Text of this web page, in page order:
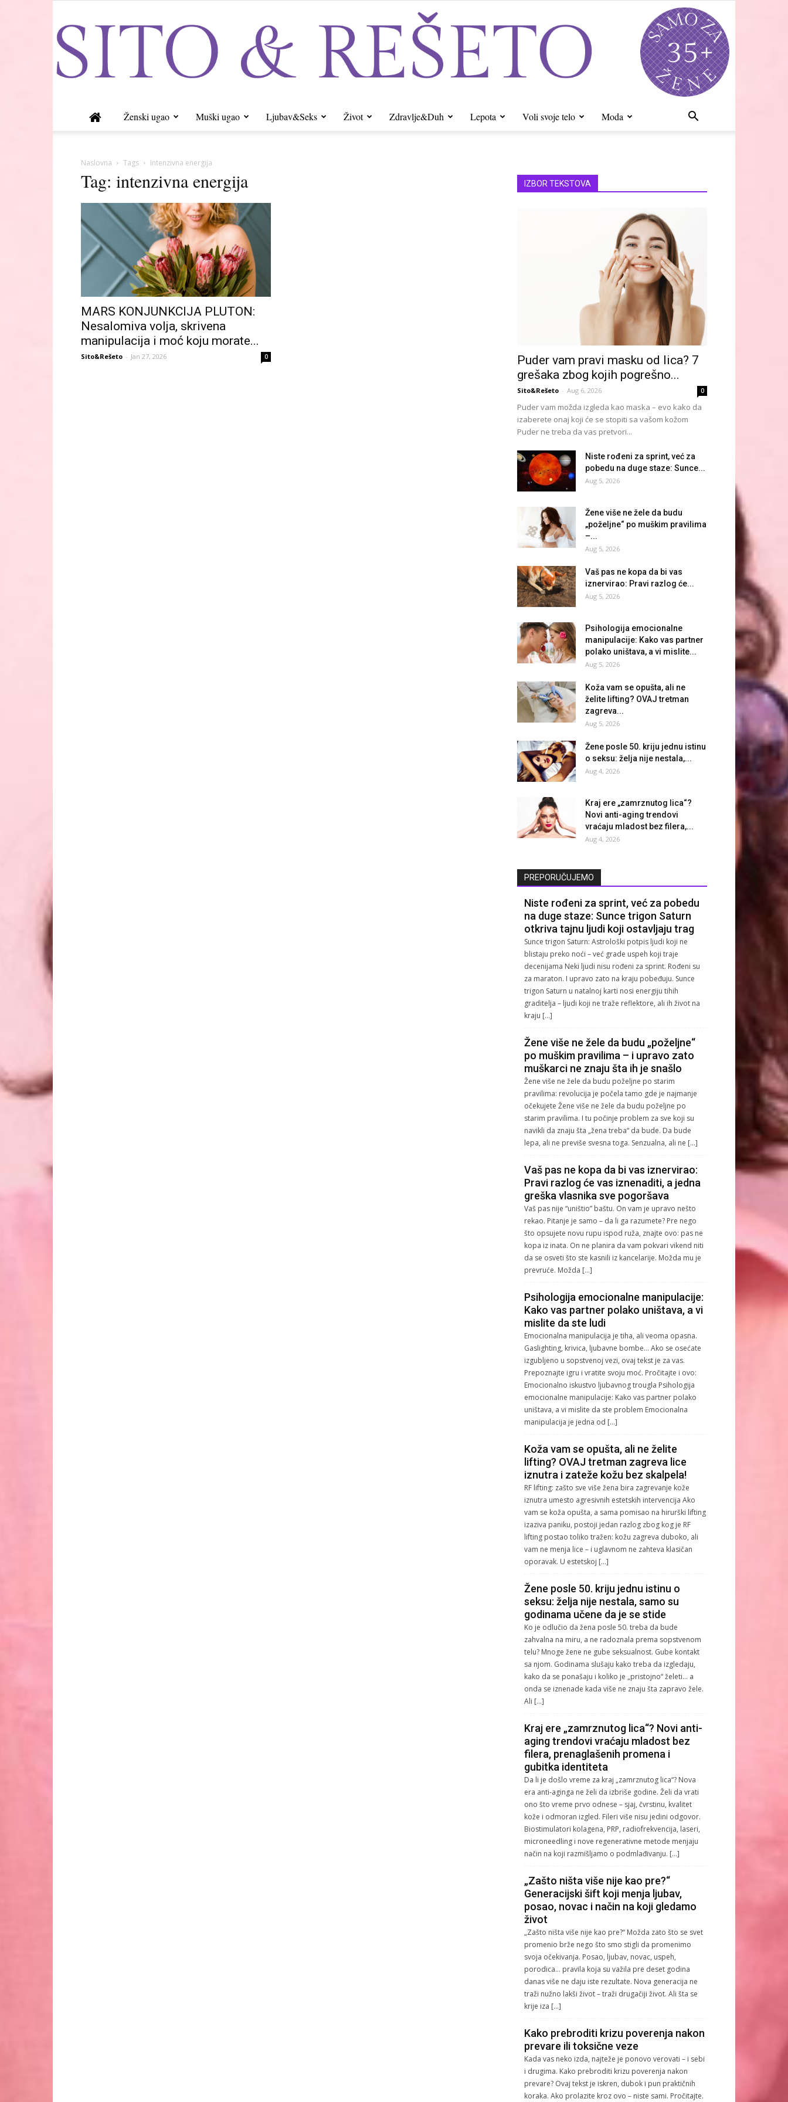
Ženski ugao Muški ugao Ljubav&Seks Život Zdravlje&Duh Lepota Voli svoje telo Moda
Naslovna Tags Intenzivna energija
Tag: intenzivna energija
MARS KONJUNKCIJA PLUTON:
Nesalomiva volja, skrivena
manipulacija i moć koju morate...
Sito&Rešeto - Jan 27, 2026 0
IZBOR TEKSTOVA
Puder vam pravi masku od lica? 7
grešaka zbog kojih pogrešno...
Sito&Rešeto - Aug 6, 2026 0
Puder vam možda izgleda kao maska – evo kako da
izaberete onaj koji će se stopiti sa vašom kožom
Puder ne treba da vas pretvori...
Niste rođeni za sprint, već za
pobedu na duge staze: Sunce...
Aug 5, 2026
Žene više ne žele da budu
„poželjne“ po muškim pravilima
–...
Aug 5, 2026
Vaš pas ne kopa da bi vas
iznervirao: Pravi razlog će...
Aug 5, 2026
Psihologija emocionalne
manipulacije: Kako vas partner
polako uništava, a vi mislite...
Aug 5, 2026
Koža vam se opušta, ali ne
želite lifting? OVAJ tretman
zagreva...
Aug 5, 2026
Žene posle 50. kriju jednu istinu
o seksu: želja nije nestala,...
Aug 4, 2026
Kraj ere „zamrznutog lica“?
Novi anti-aging trendovi
vraćaju mladost bez filera,...
Aug 4, 2026
PREPORUČUJEMO
Niste rođeni za sprint, već za pobedu
na duge staze: Sunce trigon Saturn
otkriva tajnu ljudi koji ostavljaju trag
Sunce trigon Saturn: Astrološki potpis ljudi koji ne
blistaju preko noći – već grade uspeh koji traje
decenijama Neki ljudi nisu rođeni za sprint. Rođeni su
za maraton. I upravo zato na kraju pobeđuju. Sunce
trigon Saturn u natalnoj karti nosi energiju tihih
graditelja – ljudi koji ne traže reflektore, ali ih život na
kraju […]
Žene više ne žele da budu „poželjne“
po muškim pravilima – i upravo zato
muškarci ne znaju šta ih je snašlo
Žene više ne žele da budu poželjne po starim
pravilima: revolucija je počela tamo gde je najmanje
očekujete Žene više ne žele da budu poželjne po
starim pravilima. I tu počinje problem za sve koji su
navikli da znaju šta „žena treba“ da bude. Da bude
lepa, ali ne previše svesna toga. Senzualna, ali ne […]
Vaš pas ne kopa da bi vas iznervirao:
Pravi razlog će vas iznenaditi, a jedna
greška vlasnika sve pogoršava
Vaš pas nije “uništio” baštu. On vam je upravo nešto
rekao. Pitanje je samo – da li ga razumete? Pre nego
što opsujete novu rupu ispod ruža, znajte ovo: pas ne
kopa iz inata. On ne planira da vam pokvari vikend niti
da se osveti što ste kasnili iz kancelarije. Možda mu je
prevruće. Možda […]
Psihologija emocionalne manipulacije:
Kako vas partner polako uništava, a vi
mislite da ste ludi
Emocionalna manipulacija je tiha, ali veoma opasna.
Gaslighting, krivica, ljubavne bombe… Ako se osećate
izgubljeno u sopstvenoj vezi, ovaj tekst je za vas.
Prepoznajte igru i vratite svoju moć. Pročitajte i ovo:
Emocionalno iskustvo ljubavnog trougla Psihologija
emocionalne manipulacije: Kako vas partner polako
uništava, a vi mislite da ste problem Emocionalna
manipulacija je jedna od […]
Koža vam se opušta, ali ne želite
lifting? OVAJ tretman zagreva lice
iznutra i zateže kožu bez skalpela!
RF lifting: zašto sve više žena bira zagrevanje kože
iznutra umesto agresivnih estetskih intervencija Ako
vam se koža opušta, a sama pomisao na hirurški lifting
izaziva paniku, postoji jedan razlog zbog kog je RF
lifting postao toliko tražen: kožu zagreva duboko, ali
vam ne menja lice – i uglavnom ne zahteva klasičan
oporavak. U estetskoj […]
Žene posle 50. kriju jednu istinu o
seksu: želja nije nestala, samo su
godinama učene da je se stide
Ko je odlučio da žena posle 50. treba da bude
zahvalna na miru, a ne radoznala prema sopstvenom
telu? Mnoge žene ne gube seksualnost. Gube kontakt
sa njom. Godinama slušaju kako treba da izgledaju,
kako da se ponašaju i koliko je „pristojno“ želeti… a
onda se iznenade kada više ne znaju šta zapravo žele.
Ali […]
Kraj ere „zamrznutog lica“? Novi anti-
aging trendovi vraćaju mladost bez
filera, prenaglašenih promena i
gubitka identiteta
Da li je došlo vreme za kraj „zamrznutog lica“? Nova
era anti-aginga ne želi da izbriše godine. Želi da vrati
ono što vreme prvo odnese – sjaj, čvrstinu, kvalitet
kože i odmoran izgled. Fileri više nisu jedini odgovor.
Biostimulatori kolagena, PRP, radiofrekvencija, laseri,
microneedling i nove regenerativne metode menjaju
način na koji razmišljamo o podmlađivanju. […]
„Zašto ništa više nije kao pre?“
Generacijski šift koji menja ljubav,
posao, novac i način na koji gledamo
život
„Zašto ništa više nije kao pre?“ Možda zato što se svet
promenio brže nego što smo stigli da promenimo
svoja očekivanja. Posao, ljubav, novac, uspeh,
porodica… pravila koja su važila pre deset godina
danas više ne daju iste rezultate. Nova generacija ne
traži nužno lakši život – traži drugačiji život. Ali šta se
krije iza […]
Kako prebroditi krizu poverenja nakon
prevare ili toksične veze
Kada vas neko izda, najteže je ponovo verovati – i sebi
i drugima. Kako prebroditi krizu poverenja nakon
prevare? Ovaj tekst je iskren, dubok i pun praktičnih
koraka. Ako prolazite kroz ovo – niste sami. Pročitajte.